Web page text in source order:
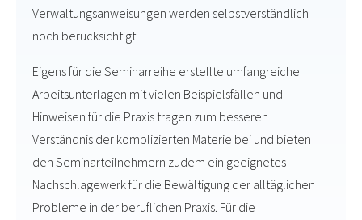
Verwaltungsanweisungen werden selbstverständlich
noch berücksichtigt.
Eigens für die Seminarreihe erstellte umfangreiche
Arbeitsunterlagen mit vielen Beispielsfällen und
Hinweisen für die Praxis tragen zum besseren
Verständnis der komplizierten Materie bei und bieten
den Seminarteilnehmern zudem ein geeignetes
Nachschlagewerk für die Bewältigung der alltäglichen
Probleme in der beruflichen Praxis. Für die